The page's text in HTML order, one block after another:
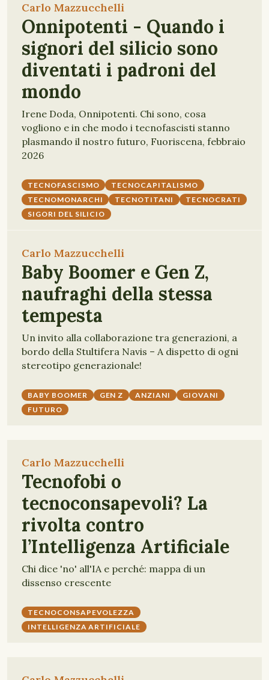
Carlo Mazzucchelli
Onnipotenti - Quando i
signori del silicio sono
diventati i padroni del
mondo
Irene Doda, Onnipotenti. Chi sono, cosa
vogliono e in che modo i tecnofascisti stanno
plasmando il nostro futuro, Fuoriscena, febbraio
2026
TECNOFASCISMO
TECNOCAPITALISMO
TECNOMONARCHI
TECNOTITANI
TECNOCRATI
SIGORI DEL SILICIO
Carlo Mazzucchelli
Baby Boomer e Gen Z,
naufraghi della stessa
tempesta
Un invito alla collaborazione tra generazioni, a
bordo della Stultifera Navis – A dispetto di ogni
stereotipo generazionale!
BABY BOOMER GEN Z ANZIANI
GIOVANI
FUTURO
Carlo Mazzucchelli
Tecnofobi o
tecnoconsapevoli? La
rivolta contro
l’Intelligenza Artificiale
Chi dice 'no' all'IA e perché: mappa di un
dissenso crescente
TECNOCONSAPEVOLEZZA
INTELLIGENZA ARTIFICIALE